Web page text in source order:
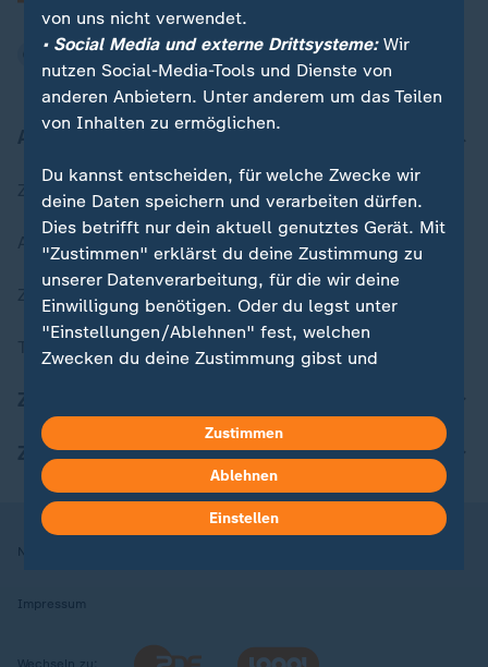
Zuletzt veröffentlicht
Aktuelle Sendungs-Videos
ZDFheute Stories
Themen im Überblick
ZDFheute Apps
Nutzungsbedingungen
Impressum
Wechseln zu:
von uns nicht verwendet.
• Social Media und externe Drittsysteme:Wir
nutzen Social-Media-Tools und Dienste von
anderen Anbietern. Unter anderem um das Teilen
von Inhalten zu ermöglichen.
Du kannst entscheiden, für welche Zwecke wir
deine Daten speichern und verarbeiten dürfen.
Dies betrifft nur dein aktuell genutztes Gerät. Mit
"Zustimmen" erklärst du deine Zustimmung zu
unserer Datenverarbeitung, für die wir deine
Einwilligung benötigen. Oder du legst unter
"Einstellungen/Ablehnen" fest, welchen
Zwecken du deine Zustimmung gibst und
in deinen Einstellungen widerrufen oder ändern.
Hier findest du das Impressum.
Weitere Informationen findest du in unserer
Datenschutzerklärung.
Zustimmen
Ablehnen
Einstellen